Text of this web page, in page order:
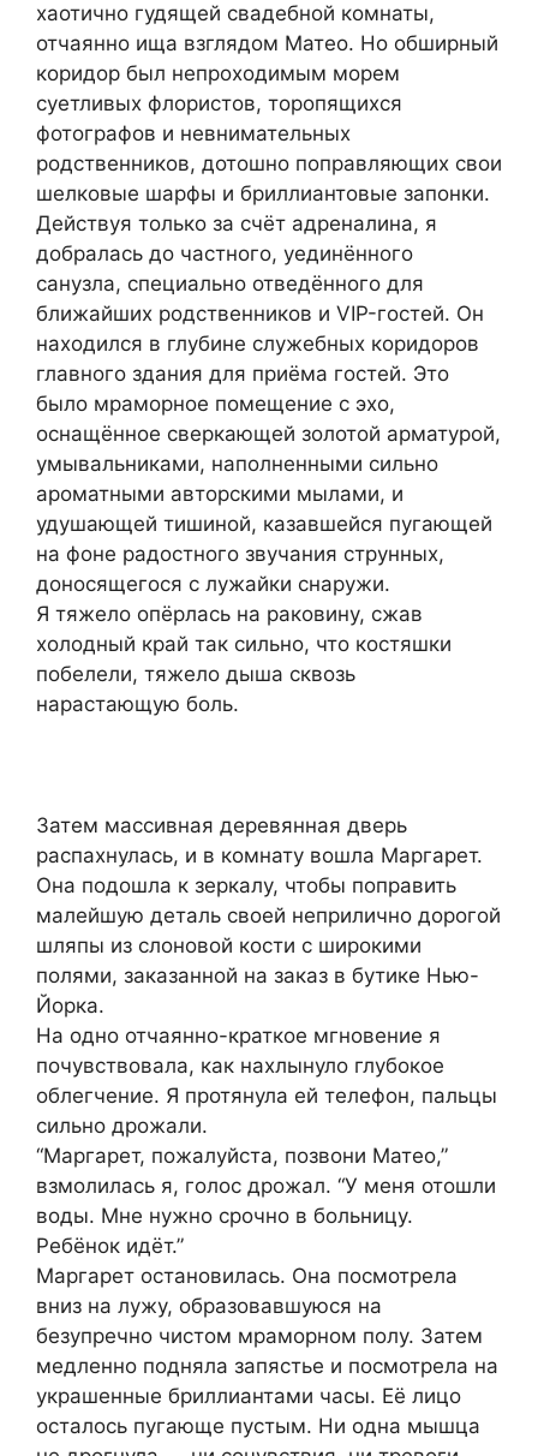
хаотично гудящей свадебной комнаты,
отчаянно ища взглядом Матео. Но обширный
коридор был непроходимым морем
суетливых флористов, торопящихся
фотографов и невнимательных
родственников, дотошно поправляющих свои
шелковые шарфы и бриллиантовые запонки.
Действуя только за счёт адреналина, я
добралась до частного, уединённого
санузла, специально отведённого для
ближайших родственников и VIP-гостей. Он
находился в глубине служебных коридоров
главного здания для приёма гостей. Это
было мраморное помещение с эхо,
оснащённое сверкающей золотой арматурой,
умывальниками, наполненными сильно
ароматными авторскими мылами, и
удушающей тишиной, казавшейся пугающей
на фоне радостного звучания струнных,
доносящегося с лужайки снаружи.
Я тяжело опёрлась на раковину, сжав
холодный край так сильно, что костяшки
побелели, тяжело дыша сквозь
нарастающую боль.
Затем массивная деревянная дверь
распахнулась, и в комнату вошла Маргарет.
Она подошла к зеркалу, чтобы поправить
малейшую деталь своей неприлично дорогой
шляпы из слоновой кости с широкими
полями, заказанной на заказ в бутике Нью-
Йорка.
На одно отчаянно-краткое мгновение я
почувствовала, как нахлынуло глубокое
облегчение. Я протянула ей телефон, пальцы
сильно дрожали.
“Маргарет, пожалуйста, позвони Матео,”
взмолилась я, голос дрожал. “У меня отошли
воды. Мне нужно срочно в больницу.
Ребёнок идёт.”
Маргарет остановилась. Она посмотрела
вниз на лужу, образовавшуюся на
безупречно чистом мраморном полу. Затем
медленно подняла запястье и посмотрела на
украшенные бриллиантами часы. Её лицо
осталось пугающе пустым. Ни одна мышца